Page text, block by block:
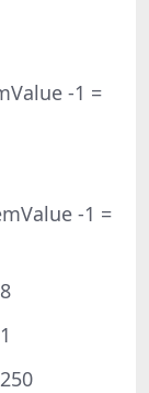
-1 =
-1 =